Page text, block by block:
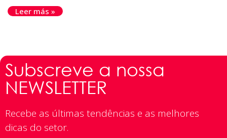
Leer más »
Subscreve a nossa
NEWSLETTER
Recebe as últimas tendências e as melhores
dicas do setor.